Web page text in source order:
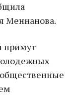
Меннанова.
примут